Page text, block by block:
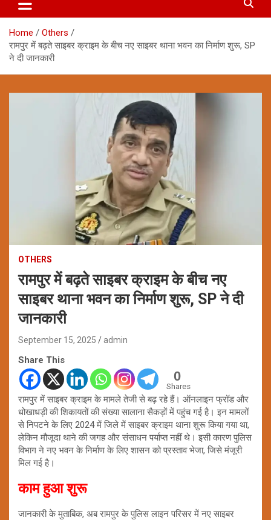
Home
Others
रामपुर में बढ़ते साइबर क्राइम के बीच नए साइबर थाना भवन का निर्माण शुरू, SP
ने दी जानकारी
OTHERS
रामपुर में बढ़ते साइबर क्राइम के बीच नए
साइबर थाना भवन का निर्माण शुरू, SP ने दी
जानकारी
September 15, 2025 admin
Share This
0
Shares
रामपुर में साइबर क्राइम के मामले तेजी से बढ़ रहे हैं। ऑनलाइन फ्रॉड और
धोखाधड़ी की शिकायतों की संख्या सालाना सैकड़ों में पहुंच गई है। इन मामलों
से निपटने के लिए 2024 में जिले में साइबर क्राइम थाना शुरू किया गया था,
लेकिन मौजूदा थाने की जगह और संसाधन पर्याप्त नहीं थे। इसी कारण पुलिस
विभाग ने नए भवन के निर्माण के लिए शासन को प्रस्ताव भेजा, जिसे मंजूरी
मिल गई है।
काम हुआ शुरू
जानकारी के मुताबिक, अब रामपुर के पुलिस लाइन परिसर में नए साइबर